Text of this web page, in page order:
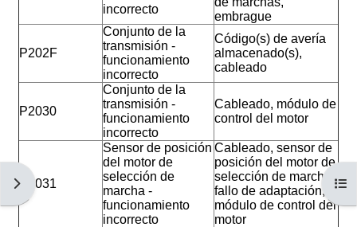
Abrir cajón de bloques
incorrecto
embrague
P202F
Conjunto de la
transmisión -
funcionamiento
incorrecto
Código(s) de avería
almacenado(s),
cableado
P2030
Conjunto de la
transmisión -
funcionamiento
incorrecto
Cableado, módulo de
control del motor
P2031
Sensor de posición
del motor de
selección de
marcha -
funcionamiento
incorrecto
Cableado, sensor de
posición del motor de
selección de marcha,
fallo de adaptación,
módulo de control del
motor